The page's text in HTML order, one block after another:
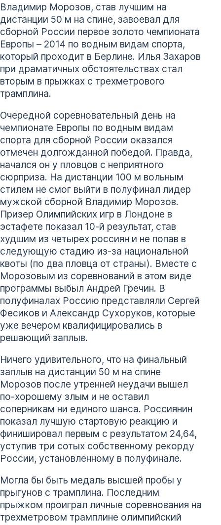
Владимир Морозов, став лучшим на
дистанции 50 м на спине, завоевал для
сборной России первое золото чемпионата
Европы – 2014 по водным видам спорта,
который проходит в Берлине. Илья Захаров
при драматичных обстоятельствах стал
вторым в прыжках с трехметрового
трамплина.
Очередной соревновательный день на
чемпионате Европы по водным видам
спорта для сборной России оказался
отмечен долгожданной победой. Правда,
начался он у пловцов с неприятного
сюрприза. На дистанции 100 м вольным
стилем не смог выйти в полуфинал лидер
мужской сборной Владимир Морозов.
Призер Олимпийских игр в Лондоне в
эстафете показал 10-й результат, став
худшим из четырех россиян и не попав в
следующую стадию из-за национальной
квоты (по два пловца от страны). Вместе с
Морозовым из соревнований в этом виде
программы выбыл Андрей Гречин. В
полуфиналах Россию представляли Сергей
Фесиков и Александр Сухоруков, которые
уже вечером квалифицировались в
решающий заплыв.
Ничего удивительного, что на финальный
заплыв на дистанции 50 м на спине
Морозов после утренней неудачи вышел
по-хорошему злым и не оставил
соперникам ни единого шанса. Россиянин
показал лучшую стартовую реакцию и
финишировал первым с результатом 24,64,
уступив три сотых собственному рекорду
России, установленному в полуфинале.
Могла бы быть медаль высшей пробы у
прыгунов с трамплина. Последним
прыжком проиграл личные соревнования на
трехметровом трамплине олимпийский